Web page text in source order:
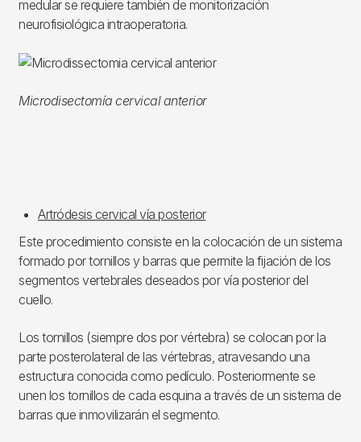
medular se requiere también de monitorización
neurofisiológica intraoperatoria.
Microdisectomía cervical anterior
Artródesis cervical vía posterior
Este procedimiento consiste en la colocación de un sistema
formado por tornillos y barras que permite la fijación de los
segmentos vertebrales deseados por vía posterior del
cuello.
Los tornillos (siempre dos por vértebra) se colocan por la
parte posterolateral de las vértebras, atravesando una
estructura conocida como pedículo. Posteriormente se
unen los tornillos de cada esquina a través de un sistema de
barras que inmovilizarán el segmento.